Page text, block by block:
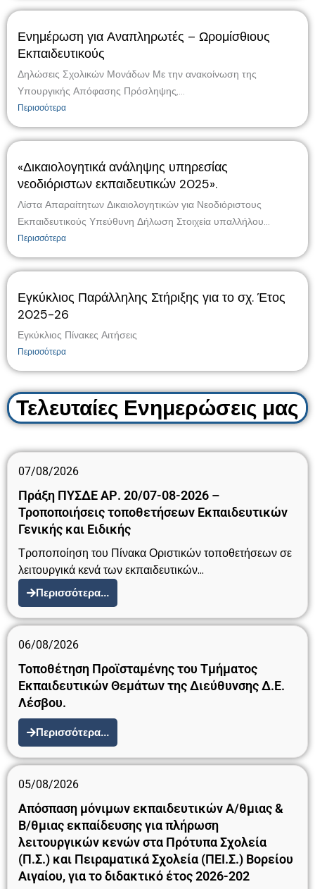
Ενημέρωση για Αναπληρωτές – Ωρομίσθιους
Εκπαιδευτικούς
Δηλώσεις Σχολικών Μονάδων Με την ανακοίνωση της
Υπουργικής Απόφασης Πρόσληψης,...
Περισσότερα
«Δικαιολογητικά ανάληψης υπηρεσίας
νεοδιόριστων εκπαιδευτικών 2025».
Λίστα Απαραίτητων Δικαιολογητικών για Νεοδιόριστους
Εκπαιδευτικούς Υπεύθυνη Δήλωση Στοιχεία υπαλλήλου...
Περισσότερα
Εγκύκλιος Παράλληλης Στήριξης για το σχ. Έτος
2025-26
Εγκύκλιος Πίνακες Αιτήσεις
Περισσότερα
Τελευταίες Ενημερώσεις μας
07/08/2026
Πράξη ΠΥΣΔΕ ΑΡ. 20/07-08-2026 –
Τροποποιήσεις τοποθετήσεων Εκπαιδευτικών
Γενικής και Ειδικής
Τροποποίηση του Πίνακα Οριστικών τοποθετήσεων σε
λειτουργικά κενά των εκπαιδευτικών…
Περισσότερα...
06/08/2026
Τοποθέτηση Προϊσταμένης του Τμήματος
Εκπαιδευτικών Θεμάτων της Διεύθυνσης Δ.Ε.
Λέσβου.
Περισσότερα...
05/08/2026
Απόσπαση μόνιμων εκπαιδευτικών Α/θμιας &
Β/θμιας εκπαίδευσης για πλήρωση
λειτουργικών κενών στα Πρότυπα Σχολεία
(Π.Σ.) και Πειραματικά Σχολεία (ΠΕΙ.Σ.) Βορείου
Αιγαίου, για το διδακτικό έτος 2026-202